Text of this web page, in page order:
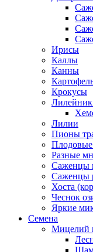
Ирисы
Каллы
Канны
Крокусы
Лилии
Пионы
Плодовые
Разные
Саженцы
Саженцы
Хоста
Чеснок
Яркие
Семена
Мицелий